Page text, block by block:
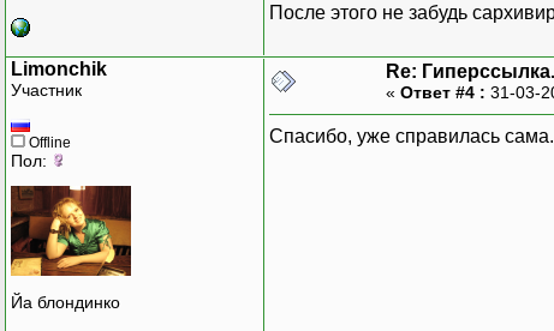
После этого не забудь
Limonchik
Участник
Offline
Пол:
Йа блондинко
Re: Гиперссылка.
« Ответ #4 : 31-03-
Спасибо, уже справилась